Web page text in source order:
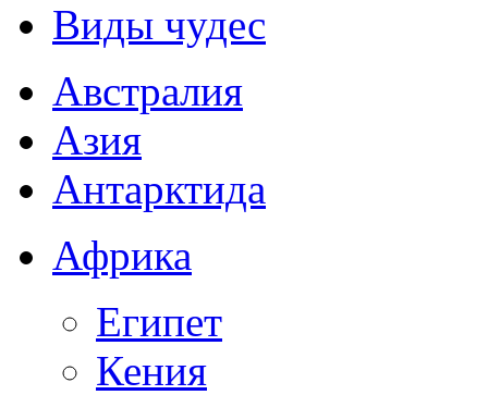
Виды чудес
Австралия
Азия
Антарктида
Африка
Египет
Кения